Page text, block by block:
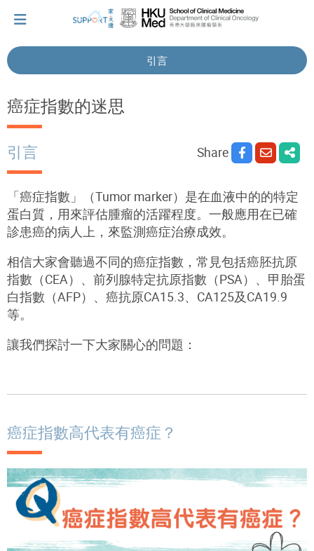
Cherish every moment; love every day.
Let's take a break!
Tips and Resources
癌症指數的迷思
引言
Share
引言
「癌症指數」（Tumor marker）是在血液中的的特定
蛋白質，用來評估腫瘤的活躍程度。一般應用在已確
診患癌的病人上，來監測癌症治療成效。
相信大家會聽過不同的癌症指數，常見包括癌胚抗原
指數（CEA）、前列腺特定抗原指數（PSA）、甲胎蛋
白指數（AFP）、癌抗原CA15.3、CA125及CA19.9
等。
讓我們探討一下大家關心的問題：
癌症指數高代表有癌症？